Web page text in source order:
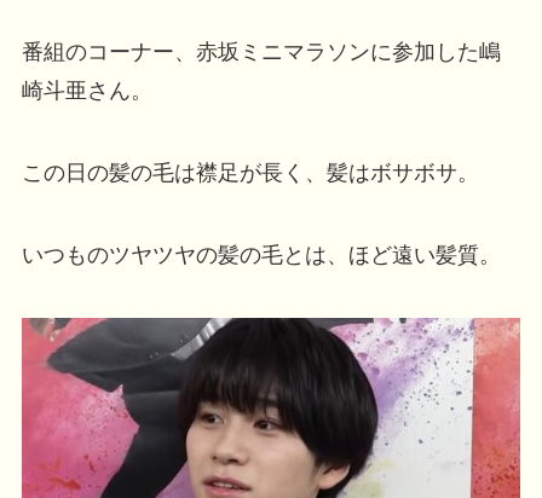
番組のコーナー、赤坂ミニマラソンに参加した嶋
崎斗亜さん。
この日の髪の毛は襟足が長く、髪はボサボサ。
いつものツヤツヤの髪の毛とは、ほど遠い髪質。